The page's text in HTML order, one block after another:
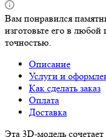
Вам понравился
изготовьте его в
точностью.
Описание
Услуги и
Как сделать заказ
Оплата
Доставка
Эта 3D-модель